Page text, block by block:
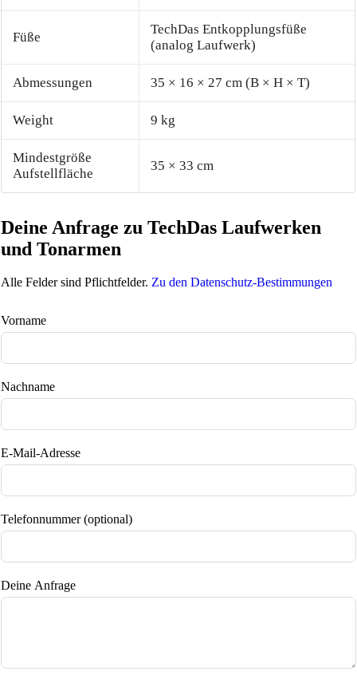
Füße
TechDas Entkopplungsfüße
(analog Laufwerk)
Abmessungen 35 × 16 × 27 cm (B × H × T)
Weight 9 kg
Mindestgröße
Aufstellfläche
35 × 33 cm
Deine Anfrage zu TechDas Laufwerken
und Tonarmen
Alle Felder sind Pflichtfelder.Zu den Datenschutz-Bestimmungen
Vorname
Nachname
E-Mail-Adresse
Telefonnummer (optional)
Deine Anfrage